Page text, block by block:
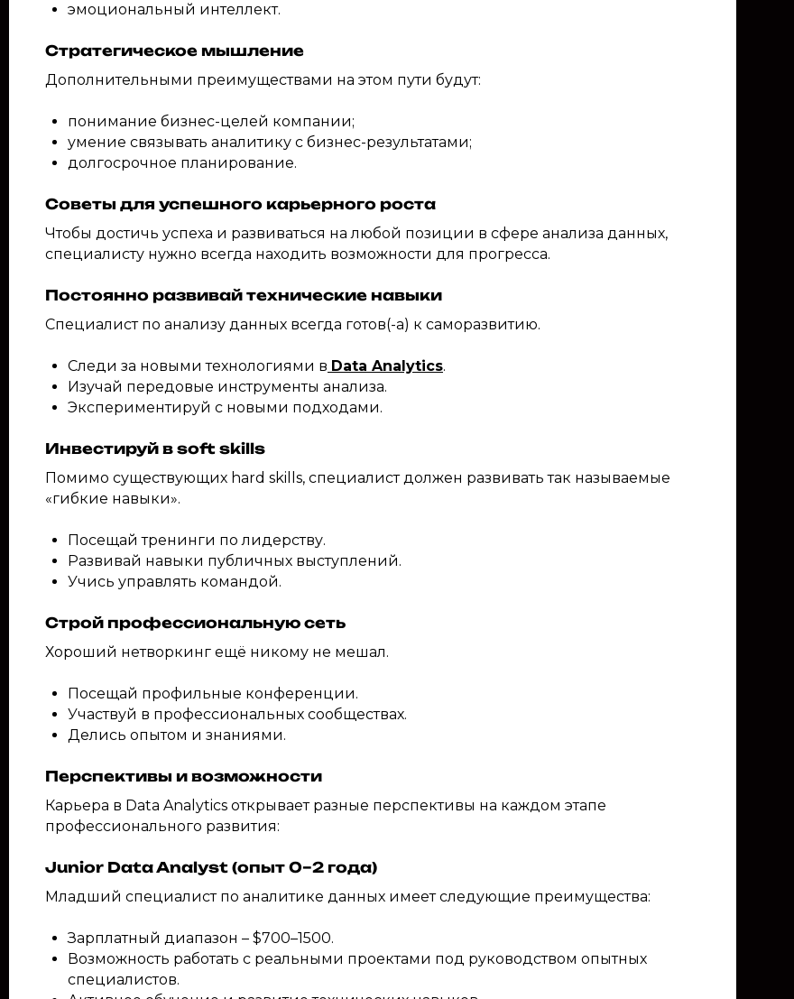
эмоциональный интеллект.
Стратегическое мышление
Дополнительными преимуществами на этом пути будут:
понимание бизнес-целей компании;
умение связывать аналитику с бизнес-результатами;
долгосрочное планирование.
Советы для успешного карьерного роста
Чтобы достичь успеха и развиваться на любой позиции в сфере анализа данных,
специалисту нужно всегда находить возможности для прогресса.
Постоянно развивай технические навыки
Специалист по анализу данных всегда готов(-а) к саморазвитию.
Следи за новыми технологиями в Data Analytics.
Изучай передовые инструменты анализа.
Экспериментируй с новыми подходами.
Инвестируй в soft skills
Помимо существующих hard skills, специалист должен развивать так называемые
«гибкие навыки».
Посещай тренинги по лидерству.
Развивай навыки публичных выступлений.
Учись управлять командой.
Строй профессиональную сеть
Хороший нетворкинг ещё никому не мешал.
Посещай профильные конференции.
Участвуй в профессиональных сообществах.
Делись опытом и знаниями.
Перспективы и возможности
Карьера в Data Analytics открывает разные перспективы на каждом этапе
профессионального развития:
Junior Data Analyst (опыт 0–2 года)
Младший специалист по аналитике данных имеет следующие преимущества:
Зарплатный диапазон – $700–1500.
Возможность работать с реальными проектами под руководством опытных
специалистов.